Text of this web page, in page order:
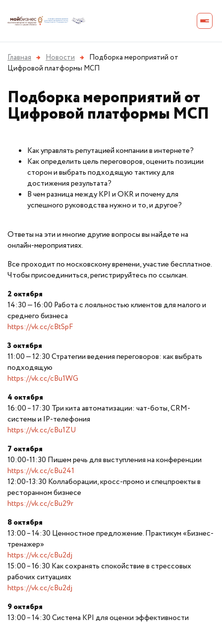
Главная → Новости → Подборка мероприятий от
Цифровой платформы МСП
Подборка мероприятий от
Цифровой платформы МСП
Как управлять репутацией компании в интернете?
Как определить цель переговоров, оценить позиции
сторон и выбрать подходящую тактику для
достижения результата?
В чем разница между KPI и OKR и почему для
успешного руководства нужно и то, и другое?
Ответы на эти и многие другие вопросы вы найдете на
онлайн-мероприятиях.
Все проходит по московскому времени, участие бесплатное.
Чтобы присоединиться, регистрируйтесь по ссылкам.
2 октября
14:30 — 16:00 Работа с лояльностью клиентов для малого и
среднего бизнеса
https://vk.cc/cBtSpF
3 октября
11:00 — 12:30 Стратегии ведения переговоров: как выбрать
подходящую
https://vk.cc/cBu1WG
4 октября
16:00 – 17:30 Три кита автоматизации: чат-боты, CRM-
системы и IP-телефония
https://vk.cc/cBu1ZU
7 октября
10:00-11:30 Пишем речь для выступления на конференции
https://vk.cc/cBu241
12:00-13:30 Коллаборации, кросс-промо и спецпроекты в
ресторанном бизнесе
https://vk.cc/cBu29r
8 октября
13:00 – 14:30 Ценностное предложение. Практикум «Бизнес-
тренажер»
https://vk.cc/cBu2dj
15:00 – 16:30 Как сохранять спокойствие в стрессовых
рабочих ситуациях
https://vk.cc/cBu2dj
9 октября
13:00 – 14:30 Система KPI для оценки эффективности